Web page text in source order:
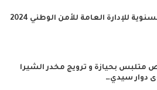
للإدارة العامة للأمن الوطني 2024
بحيازة و ترويج مخدر الشيرا
دوار سيدي…